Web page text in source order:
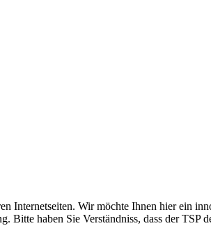
Internetseiten. Wir möchte Ihnen hier ein
haben Sie Verständniss, dass der TSP